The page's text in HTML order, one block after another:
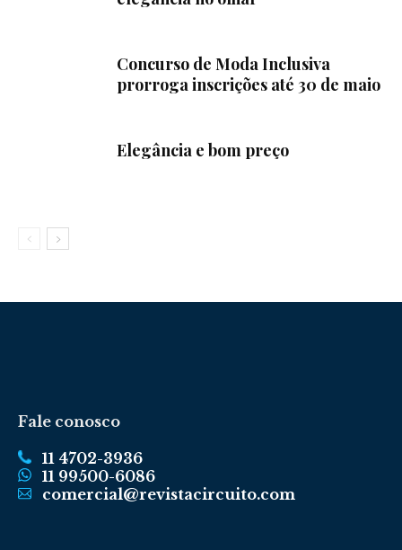
Concurso de Moda Inclusiva
prorroga inscrições até 30 de maio
Elegância e bom preço
Fale conosco
11 4702-3936
11 99500-6086
comercial@revistacircuito.com